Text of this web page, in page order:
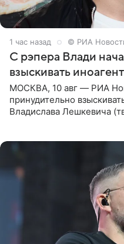
1 час назад © РИА
С рэпера Влади
взыскивать
МОСКВА, 10 авг — РИА
принудительно
Владислава Лешкевича